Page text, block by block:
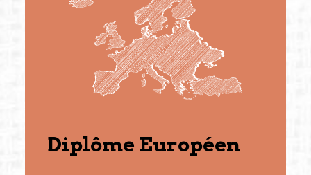
Diplôme Européen